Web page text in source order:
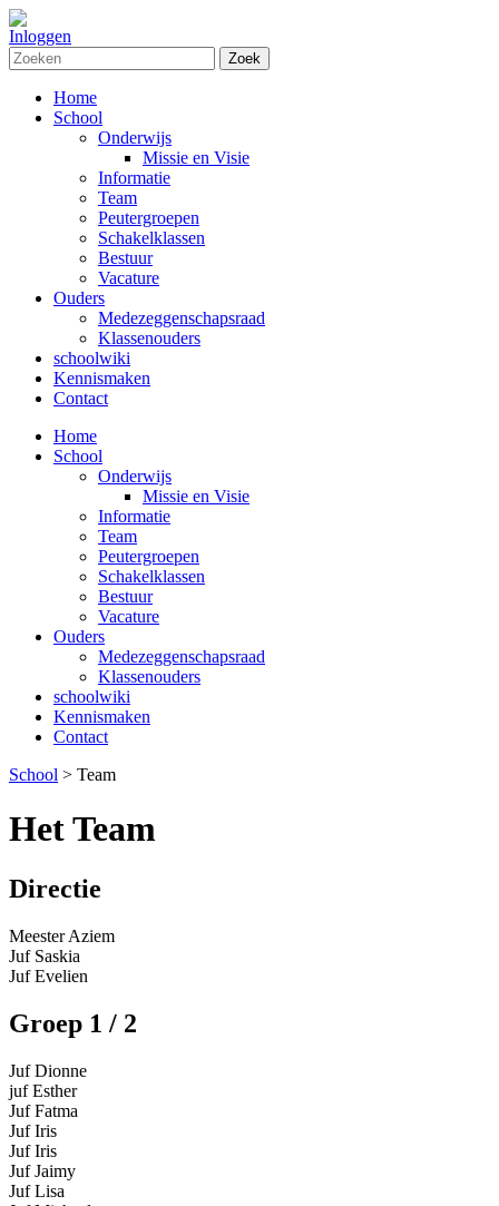
Inloggen
Zoek
Home
School
Onderwijs
Missie en Visie
Informatie
Team
Peutergroepen
Schakelklassen
Bestuur
Vacature
Ouders
Medezeggenschapsraad
Klassenouders
schoolwiki
Kennismaken
Contact
Home
School
Onderwijs
Missie en Visie
Informatie
Team
Peutergroepen
Schakelklassen
Bestuur
Vacature
Ouders
Medezeggenschapsraad
Klassenouders
schoolwiki
Kennismaken
Contact
School > Team
Het Team
Directie
Meester Aziem
Juf Saskia
Juf Evelien
Groep 1 / 2
Juf Dionne
juf Esther
Juf Fatma
Juf Iris
Juf Iris
Juf Jaimy
Juf Lisa